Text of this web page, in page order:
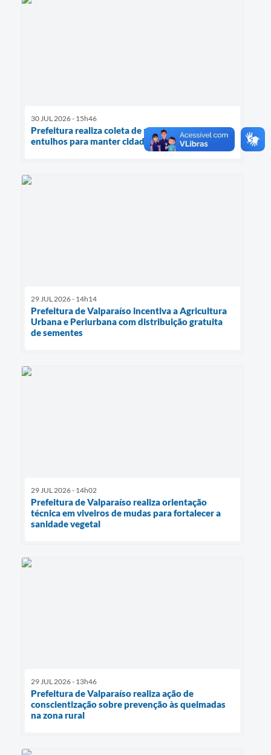
30 JUL 2026 - 15h46
Prefeitura realiza coleta de resíduos volumosos e
entulhos para manter cidade limpa
29 JUL 2026 - 14h14
Prefeitura de Valparaíso incentiva a Agricultura
Urbana e Periurbana com distribuição gratuita
de sementes
29 JUL 2026 - 14h02
Prefeitura de Valparaíso realiza orientação
técnica em viveiros de mudas para fortalecer a
sanidade vegetal
29 JUL 2026 - 13h46
Prefeitura de Valparaíso realiza ação de
conscientização sobre prevenção às queimadas
na zona rural